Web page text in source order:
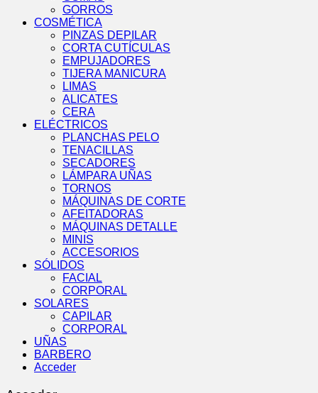
GORROS
COSMÉTICA
PINZAS DEPILAR
CORTA CUTÍCULAS
EMPUJADORES
TIJERA MANICURA
LIMAS
ALICATES
CERA
ELÉCTRICOS
PLANCHAS PELO
TENACILLAS
SECADORES
LÁMPARA UÑAS
TORNOS
MÁQUINAS DE CORTE
AFEITADORAS
MÁQUINAS DETALLE
MINIS
ACCESORIOS
SÓLIDOS
FACIAL
CORPORAL
SOLARES
CAPILAR
CORPORAL
UÑAS
BARBERO
Acceder